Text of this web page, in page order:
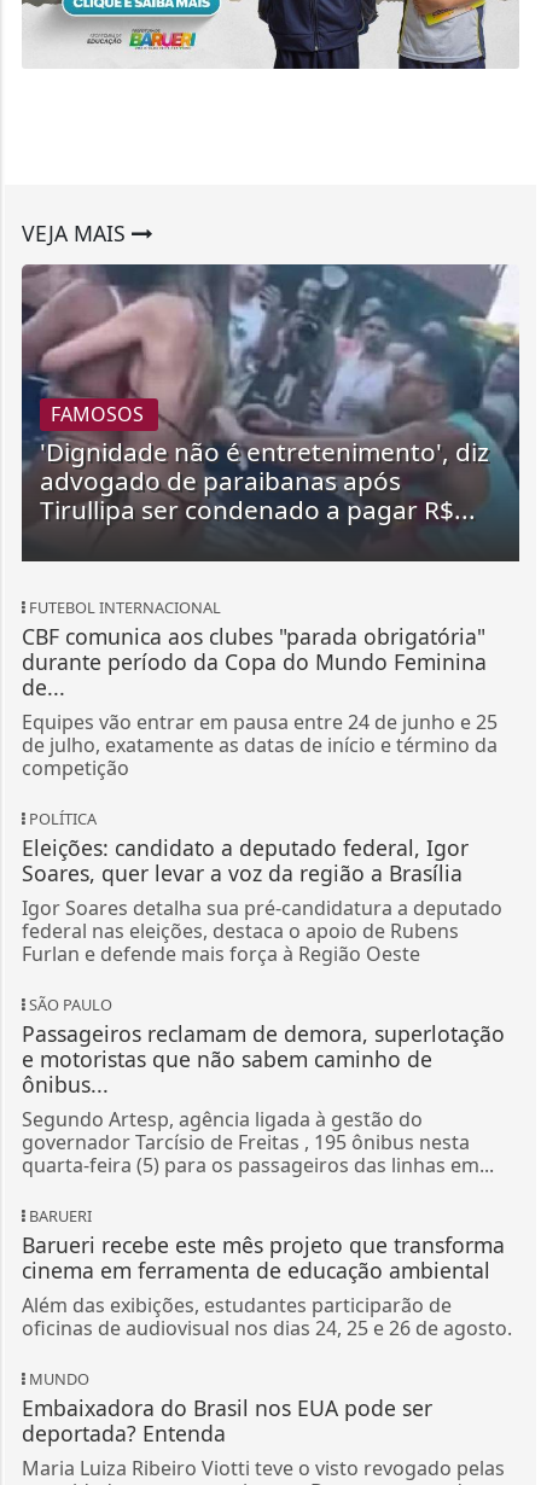
VEJA MAIS
FAMOSOS
'Dignidade não é entretenimento', diz
advogado de paraibanas após
Tirullipa ser condenado a pagar R$...
FUTEBOL INTERNACIONAL
CBF comunica aos clubes "parada obrigatória"
durante período da Copa do Mundo Feminina
de...
Equipes vão entrar em pausa entre 24 de junho e 25
de julho, exatamente as datas de início e término da
competição
POLÍTICA
Eleições: candidato a deputado federal, Igor
Soares, quer levar a voz da região a Brasília
Igor Soares detalha sua pré-candidatura a deputado
federal nas eleições, destaca o apoio de Rubens
Furlan e defende mais força à Região Oeste
SÃO PAULO
Passageiros reclamam de demora, superlotação
e motoristas que não sabem caminho de
ônibus...
Segundo Artesp, agência ligada à gestão do
governador Tarcísio de Freitas , 195 ônibus nesta
quarta-feira (5) para os passageiros das linhas em...
BARUERI
Barueri recebe este mês projeto que transforma
cinema em ferramenta de educação ambiental
Além das exibições, estudantes participarão de
oficinas de audiovisual nos dias 24, 25 e 26 de agosto.
MUNDO
Embaixadora do Brasil nos EUA pode ser
deportada? Entenda
Maria Luiza Ribeiro Viotti teve o visto revogado pelas